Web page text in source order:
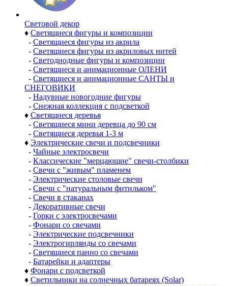
Световой декор
♦ Светящиеся фигуры и композиции
- Светящиеся фигуры из акрила
- Светящиеся фигуры из акриловых нитей
- Светодиодные фигуры и композиции
- Светящиеся и анимационные ОЛЕНИ
- Светящиеся и анимационные САНТЫ и
СНЕГОВИКИ
- Надувные новогодние фигуры
- Снежная коллекция с подсветкой
♦ Светящиеся деревья
- Светящиеся мини деревца до 90 см
- Светящиеся деревья 1-3 м
♦ Электрические свечи и подсвечники
- Чайные электросвечи
- Классические "мерцающие" свечи-столбики
- Свечи с "живым" пламенем
- Электрические столовые свечи
- Свечи с "натуральным фитильком"
- Свечи в стаканах
- Декоративные свечи
- Горки с электросвечами
- Фонари со свечами
- Электрические подсвечники
- Электрогирлянды со свечами
- Светящиеся панно со свечами
- Батарейки и адаптеры
♦ Фонари с подсветкой
♦ Светильники на солнечных батареях (Solar)